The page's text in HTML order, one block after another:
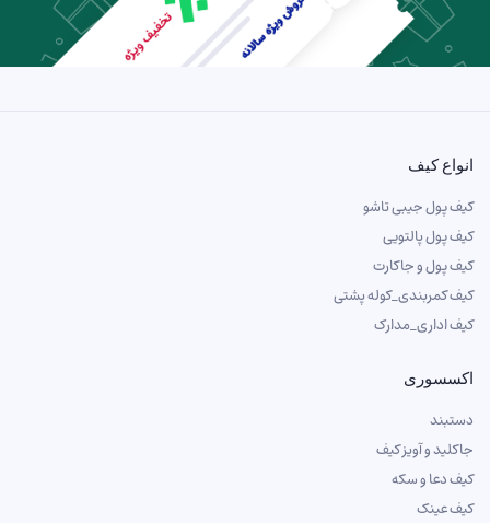
انواع کیف
کیف پول جیبی تاشو
کیف پول پالتویی
کیف پول و جاکارت
کیف کمربندی_کوله پشتی
کیف اداری_مدارک
اکسسوری
دستبند
جاکلید و آویز کیف
کیف دعا و سکه
کیف عینک